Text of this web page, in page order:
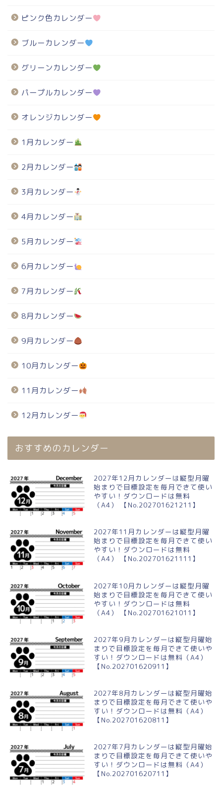
ピンク色カレンダー
ブルーカレンダー
グリーンカレンダー
パープルカレンダー
オレンジカレンダー
1月カレンダー
2月カレンダー
3月カレンダー
4月カレンダー
5月カレンダー
6月カレンダー
7月カレンダー
8月カレンダー
9月カレンダー
10月カレンダー
11月カレンダー
12月カレンダー
おすすめのカレンダー
2027年12月カレンダーは縦型月曜
始まりで目標設定を毎月できて使い
やすい！ダウンロードは無料
（A4） 【No.202701621211】
2027年11月カレンダーは縦型月曜
始まりで目標設定を毎月できて使い
やすい！ダウンロードは無料
（A4） 【No.202701621111】
2027年10月カレンダーは縦型月曜
始まりで目標設定を毎月できて使い
やすい！ダウンロードは無料
（A4） 【No.202701621011】
2027年9月カレンダーは縦型月曜始
まりで目標設定を毎月できて使いや
すい！ダウンロードは無料（A4）
【No.202701620911】
2027年8月カレンダーは縦型月曜始
まりで目標設定を毎月できて使いや
すい！ダウンロードは無料（A4）
【No.202701620811】
2027年7月カレンダーは縦型月曜始
まりで目標設定を毎月できて使いや
すい！ダウンロードは無料（A4）
【No.202701620711】